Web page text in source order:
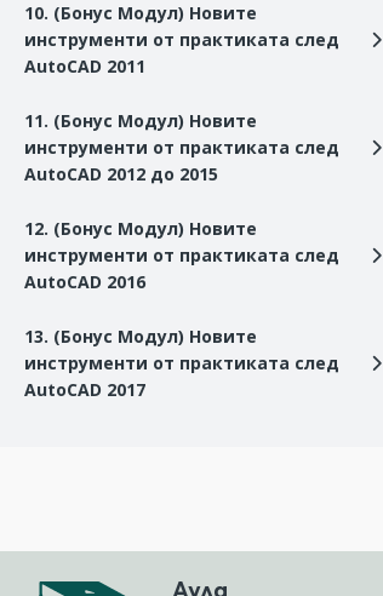
10. (Бонус Модул) Новите
инструменти от практиката след
AutoCAD 2011
11. (Бонус Модул) Новите
инструменти от практиката след
AutoCAD 2012 до 2015
12. (Бонус Модул) Новите
инструменти от практиката след
AutoCAD 2016
13. (Бонус Модул) Новите
инструменти от практиката след
AutoCAD 2017
Аула